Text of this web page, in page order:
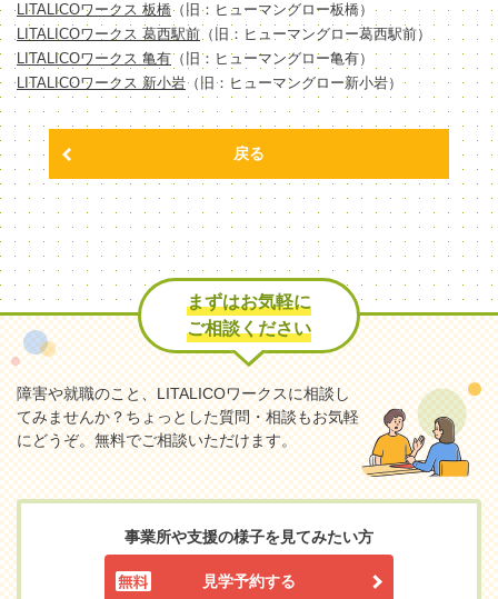
LITALICOワークス 板橋（旧：ヒューマングロー板橋）
LITALICOワークス 葛西駅前 （旧：ヒューマングロー葛西駅前）
LITALICOワークス 亀有（旧：ヒューマングロー亀有）
LITALICOワークス 新小岩（旧：ヒューマングロー新小岩）
戻る
まずはお気軽に
ご相談ください
障害や就職のこと、LITALICOワークスに相談し
てみませんか？ちょっとした質問・相談もお気軽
にどうぞ。無料でご相談いただけます。
事業所や支援の様子を見てみたい方
見学予約する